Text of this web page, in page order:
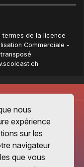
termes de la licence
Commerciale -
.
nous
expérience
sur les
navigateur
que vous